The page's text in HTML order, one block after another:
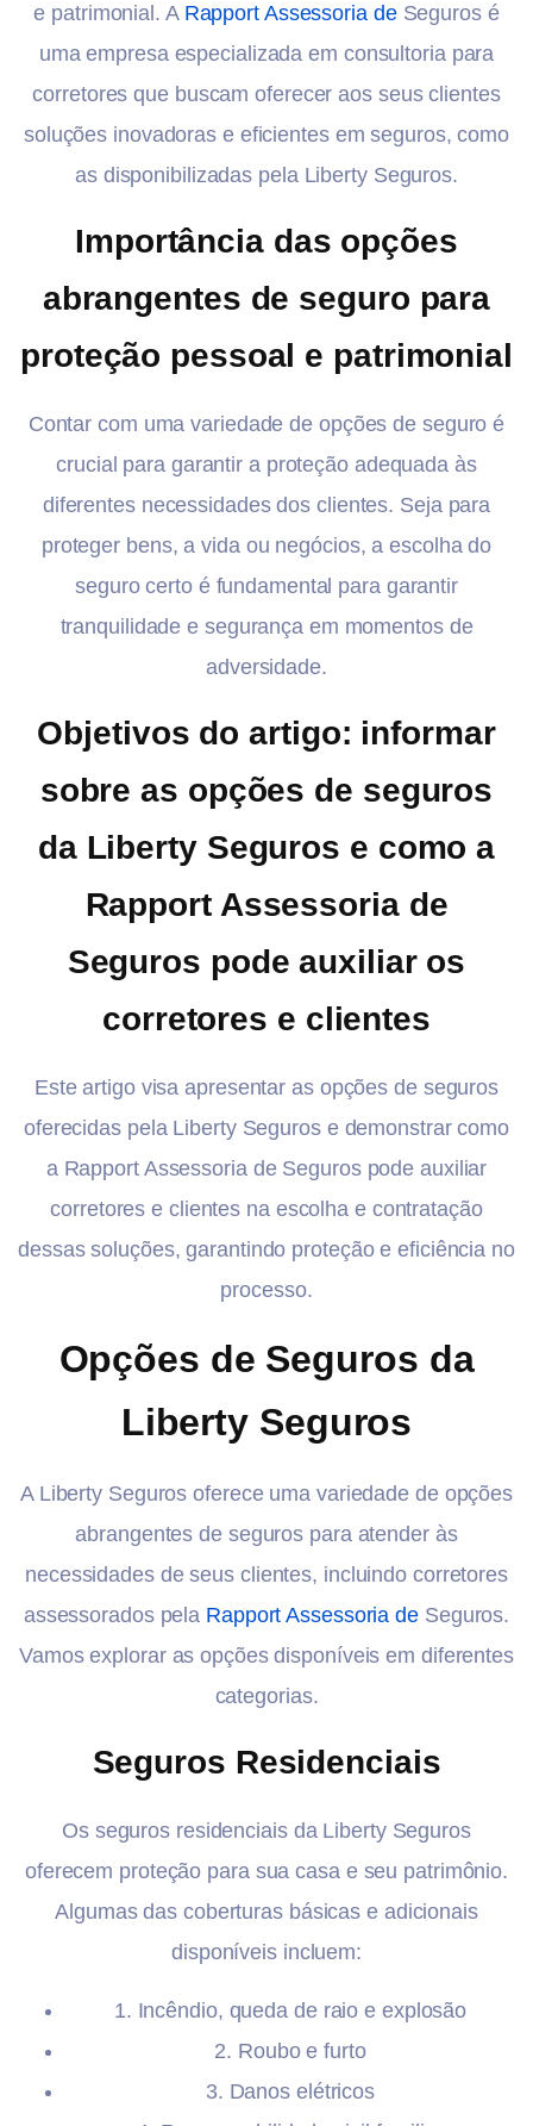
e patrimonial. A Rapport Assessoria de Seguros é
uma empresa especializada em consultoria para
corretores que buscam oferecer aos seus clientes
soluções inovadoras e eficientes em seguros, como
as disponibilizadas pela Liberty Seguros.
Importância das opções
abrangentes de seguro para
proteção pessoal e patrimonial
Contar com uma variedade de opções de seguro é
crucial para garantir a proteção adequada às
diferentes necessidades dos clientes. Seja para
proteger bens, a vida ou negócios, a escolha do
seguro certo é fundamental para garantir
tranquilidade e segurança em momentos de
adversidade.
Objetivos do artigo: informar
sobre as opções de seguros
da Liberty Seguros e como a
Rapport Assessoria de
Seguros pode auxiliar os
corretores e clientes
Este artigo visa apresentar as opções de seguros
oferecidas pela Liberty Seguros e demonstrar como
a Rapport Assessoria de Seguros pode auxiliar
corretores e clientes na escolha e contratação
dessas soluções, garantindo proteção e eficiência no
processo.
Opções de Seguros da
Liberty Seguros
A Liberty Seguros oferece uma variedade de opções
abrangentes de seguros para atender às
necessidades de seus clientes, incluindo corretores
assessorados pela Rapport Assessoria de Seguros.
Vamos explorar as opções disponíveis em diferentes
categorias.
Seguros Residenciais
Os seguros residenciais da Liberty Seguros
oferecem proteção para sua casa e seu patrimônio.
Algumas das coberturas básicas e adicionais
disponíveis incluem:
1. Incêndio, queda de raio e explosão
2. Roubo e furto
3. Danos elétricos